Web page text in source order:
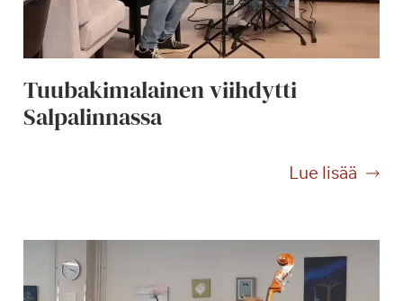
Tuubakimalainen viihdytti
Salpalinnassa
Lue lisää
T
b
a
k